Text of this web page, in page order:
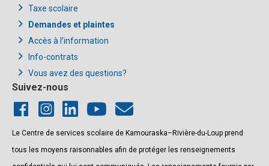
Taxe scolaire
Demandes et plaintes
Accès à l’information
Info-contrats
Vous avez des questions?
Suivez-nous
Le Centre de services scolaire de Kamouraska–Rivière-du-Loup prend
tous les moyens raisonnables afin de protéger les renseignements